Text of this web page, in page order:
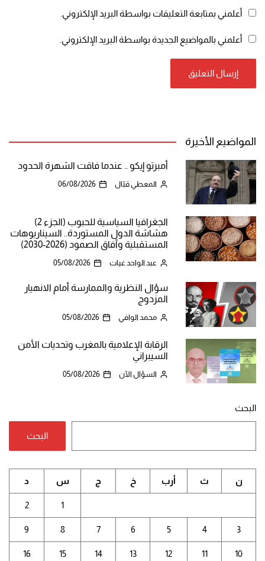
أعلمني بمتابعة التعليقات بواسطة البريد الإلكتروني.
أعلمني بالمواضيع الجديدة بواسطة البريد الإلكتروني.
المواضيع الأخيرة
أمبرتو إيكو .. عندما فاقت الشهرة الحدود
المعطي قبّال 06/08/2026
الجغرافيا السياسية للحبوب (الجزء 2)
هشاشة الدول المستوردة.. السيناريوهات
المستقبلية وآفاق الصمود (2026-2030)
عبد الواحد غيات 05/08/2026
سؤال النظرية والممارسة أمام الانهيار
المزدوج
محمد الوافي 05/08/2026
الرقابة الإعلامية بالمغرب وتحديات الأمن
السيبراني
السؤال الآن 05/08/2026
البحث
البحث
ن ث أرب خ ج س د
1
2
3
4
5
6
7
8
9
10
11
12
13
14
15
16